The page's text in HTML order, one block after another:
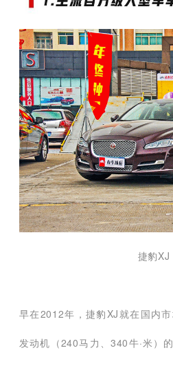
捷豹XJ
早在2012年，捷豹XJ就在国内
发动机（240马力、340牛·米）